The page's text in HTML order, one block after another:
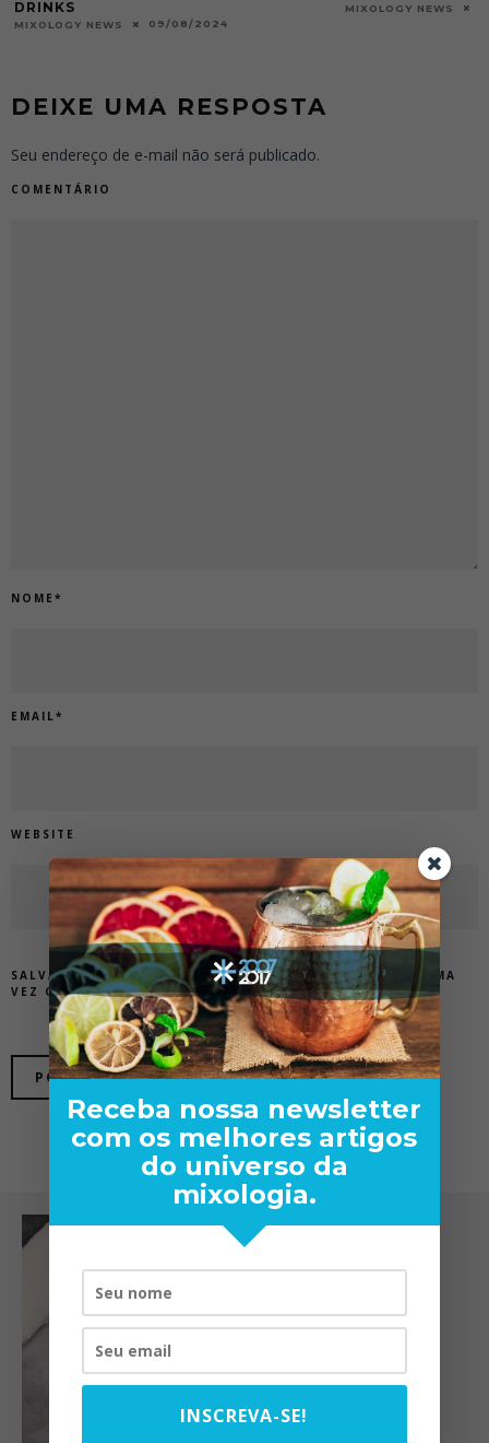
MIXOLOGY NEWS
DEIXE UMA RESPOSTA
Seu endereço de e-mail não será publicado.
COMENTÁRIO
NOME *
EMAIL *
WEBSITE
SALVAR MEUS DADOS NESTE NAVEGADOR PARA A PRÓXIMA
VEZ QUE EU COMENTAR.
Receba nossa newsletter
com os melhores artigos
do universo da
mixologia.
INSCREVA-SE!